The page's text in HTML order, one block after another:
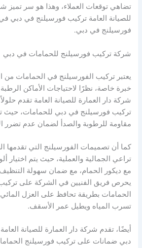
تضاهي توقعات العملاء، وهذا هو سر تميز
للصيانة العامة تركيب فورسيلنج في دبي
فورسيلنج في دبي.
شركة تركيب فورسيلنج للحمامات في دبي
يعتبر تركيب الفورسيلنج في الحمامات من
خبرة خاصة، نظرًا لاحتياجات الأماكن الرطبة
شركة دار العمارة للصيانة العامة تقدم
تركيب فورسيلنج في دبي للحمامات، حيث
مقاومة للرطوبة والصدأ لضمان عدم تضرر
كما أن تصميمات الفورسيلنج التي تقدمها
تراعي الجمالية والعملية، حيث يتم اختيار
مع ديكور الحمام، مع ضمان سهولة التنظيف
يحرص فريق الفنيين في الشركة على
الحمامات بطريقة تحافظ على العزل
تسرب المياه ويطيل عمر الأسقف.
أيضًا، تقدم شركة دار العمارة للصيانة
دبي ضمانات على تركيب فورسيلنج